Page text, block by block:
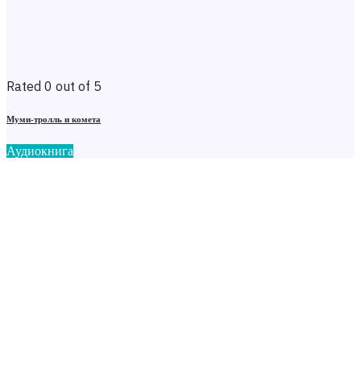
Rated 0 out of 5
Муми-тролль и комета
Аудиокнига